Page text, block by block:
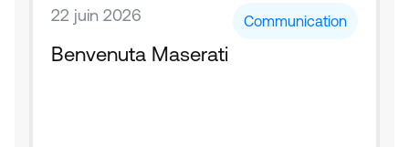
22 juin 2026 Communication
Benvenuta Maserati